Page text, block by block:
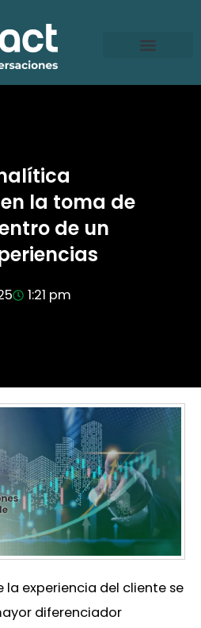
la toma de
de un
1:21 pm
la experiencia del cliente se
diferenciador